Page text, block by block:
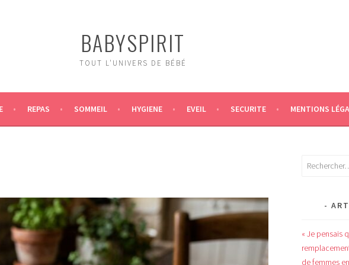
BABYSPIRIT
TOUT L'UNIVERS DE BÉBÉ
REPAS SOMMEIL HYGIENE EVEIL SECURITE MENTIONS
Rechercher :
« Je pensais
de femmes